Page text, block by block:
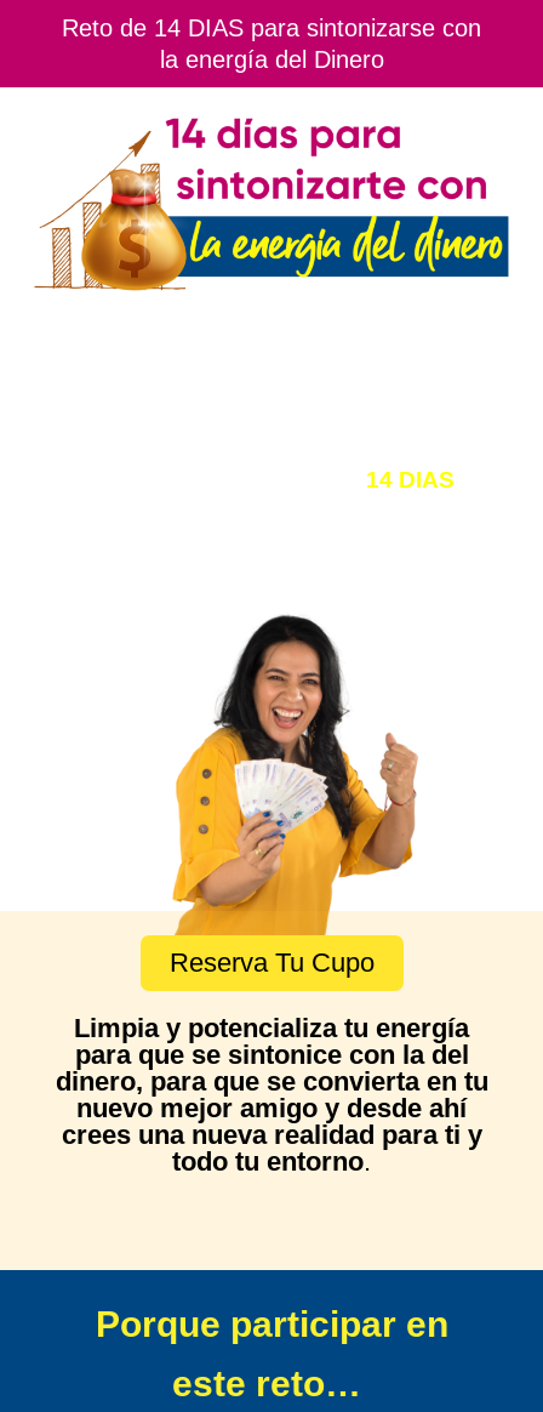
Reto de 14 DIAS para sintonizarse con
la energía del Dinero
14 DIAS
Reserva Tu Cupo
Limpia y potencializa tu energía
para que se sintonice con la del
dinero, para que se convierta en tu
nuevo mejor amigo y desde ahí
crees una nueva realidad para ti y
todo tu entorno.
Porque participar en
este reto…